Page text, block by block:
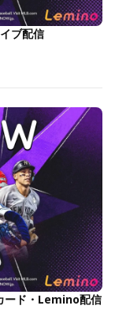
ブ配信
ード・Lemino配信